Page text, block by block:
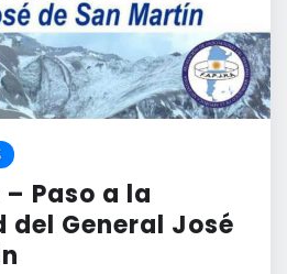
Paso a la
General José